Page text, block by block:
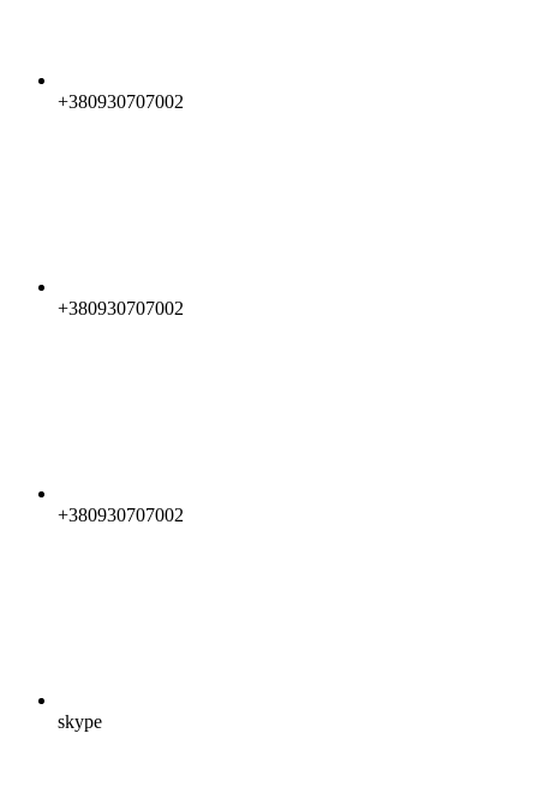
+380930707002
+380930707002
+380930707002
skype